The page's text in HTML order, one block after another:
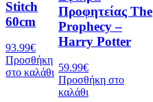
Stitch
60cm
93.99€
Προσθήκη
στο καλάθι
Προφητείας The
Prophecy –
Harry Potter
59.99€
Προσθήκη στο
καλάθι